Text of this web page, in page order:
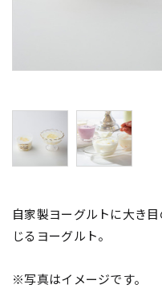
自家製ヨーグルトに大き
じるヨーグルト。
※写真はイメージです。